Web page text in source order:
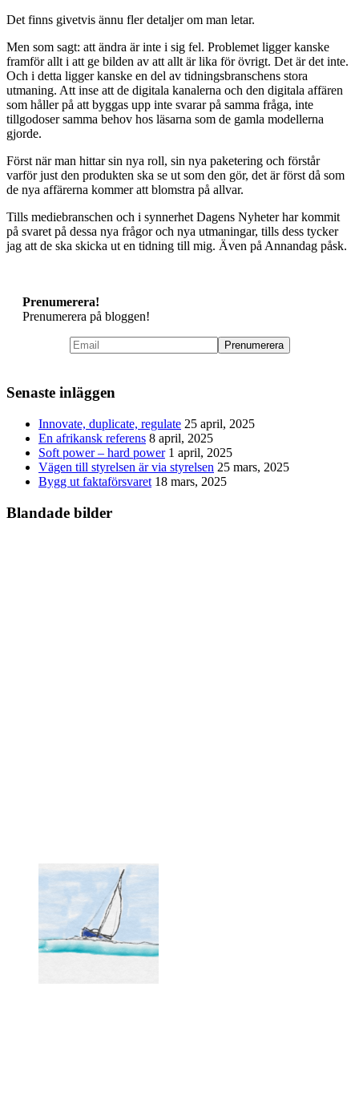
Det finns givetvis ännu fler detaljer om man letar.
Men som sagt: att ändra är inte i sig fel. Problemet ligger kanske
framför allt i att ge bilden av att allt är lika för övrigt. Det är det inte.
Och i detta ligger kanske en del av tidningsbranschens stora
utmaning. Att inse att de digitala kanalerna och den digitala affären
som håller på att byggas upp inte svarar på samma fråga, inte
tillgodoser samma behov hos läsarna som de gamla modellerna
gjorde.
Först när man hittar sin nya roll, sin nya paketering och förstår
varför just den produkten ska se ut som den gör, det är först då som
de nya affärerna kommer att blomstra på allvar.
Tills mediebranschen och i synnerhet Dagens Nyheter har kommit
på svaret på dessa nya frågor och nya utmaningar, tills dess tycker
jag att de ska skicka ut en tidning till mig. Även på Annandag påsk.
Prenumerera!
Prenumerera på bloggen!
Senaste inläggen
Innovate, duplicate, regulate 25 april, 2025
En afrikansk referens 8 april, 2025
Soft power – hard power 1 april, 2025
Vägen till styrelsen är via styrelsen 25 mars, 2025
Bygg ut faktaförsvaret 18 mars, 2025
Blandade bilder